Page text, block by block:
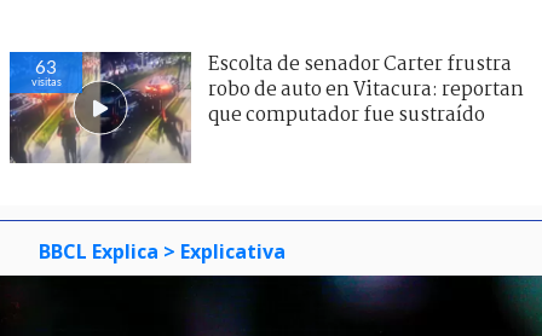
63
visitas
Escolta de senador Carter frustra
robo de auto en Vitacura: reportan
que computador fue sustraído
BBCL Explica > Explicativa